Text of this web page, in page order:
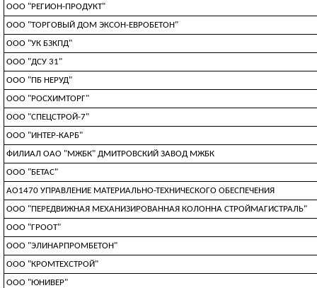
ООО "РЕГИОН-ПРОДУКТ"
ООО "ТОРГОВЫЙ ДОМ ЭКСОН-ЕВРОБЕТОН"
ООО "УК БЗКПД"
ООО "ДСУ 31"
ООО "ПБ НЕРУД"
ООО "РОСХИМТОРГ"
ООО "СПЕЦСТРОЙ-7"
ООО "ИНТЕР-КАРБ"
ФИЛИАЛ ОАО "МЖБК" ДМИТРОВСКИЙ ЗАВОД МЖБК
ООО "БЕТАС"
АО1470 УПРАВЛЕНИЕ МАТЕРИАЛЬНО-ТЕХНИЧЕСКОГО ОБЕСПЕЧЕНИЯ
ООО "ПЕРЕДВИЖНАЯ МЕХАНИЗИРОВАННАЯ КОЛОННА СТРОЙМАГИСТРАЛЬ"
ООО "ГРООТ"
ООО "ЭЛИНАРПРОМБЕТОН"
ООО "КРОМТЕХСТРОЙ"
ООО "ЮНИВЕР"